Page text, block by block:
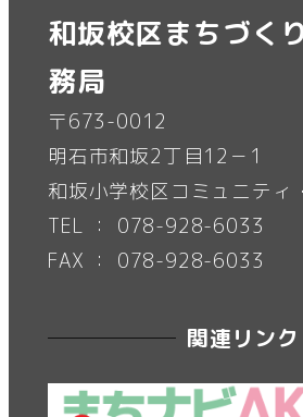
和坂校区まちづく
務局
〒673-0012
明石市和坂2丁目12－1
和坂小学校区コミュニティ
TEL ： 078-928-6033
FAX ： 078-928-6033
関連リンク